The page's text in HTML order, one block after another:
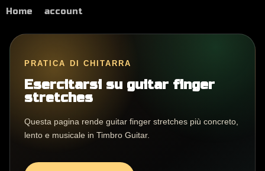
Home account
PRATICA DI CHITARRA
Esercitarsi su guitar finger
stretches
Questa pagina rende guitar finger stretches più concreto,
lento e musicale in Timbro Guitar.